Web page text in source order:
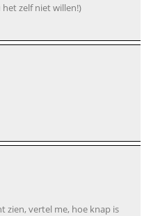
zelf niet willen!)
zien, vertel me, hoe knap is